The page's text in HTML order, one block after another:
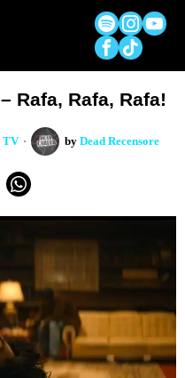
Rafa, Rafa, Rafa!
TV by Dead Recensore